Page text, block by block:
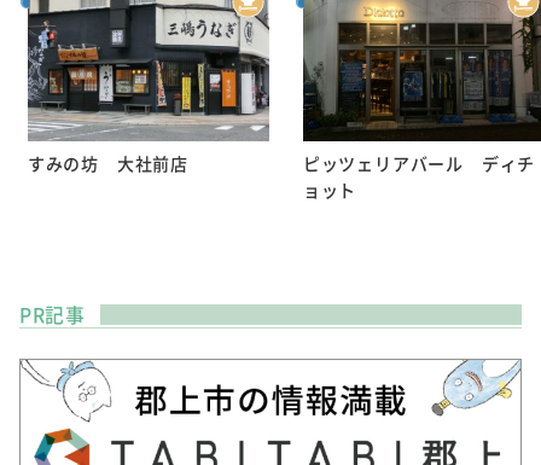
すみの坊 大社前店
ピッツェリアバール ディチ
ョット
PR記事